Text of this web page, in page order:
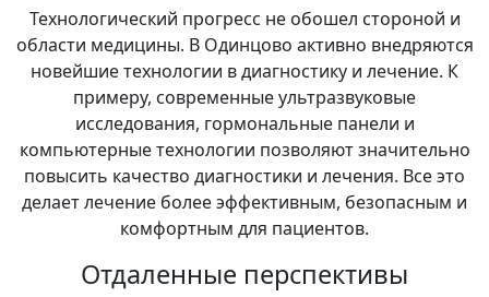
Технологический прогресс не обошел стороной и
области медицины. В Одинцово активно внедряются
новейшие технологии в диагностику и лечение. К
примеру, современные ультразвуковые
исследования, гормональные панели и
компьютерные технологии позволяют значительно
повысить качество диагностики и лечения. Все это
делает лечение более эффективным, безопасным и
комфортным для пациентов.
Отдаленные перспективы